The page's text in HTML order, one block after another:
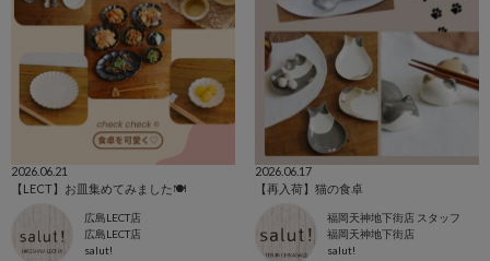
2026.06.21
【LECT】お皿集めてみました🍽️
広島LECT店
広島LECT店
salut!
2026.06.17
【再入荷】猫の食卓
福岡天神地下街店 スタッフ
福岡天神地下街店
salut!